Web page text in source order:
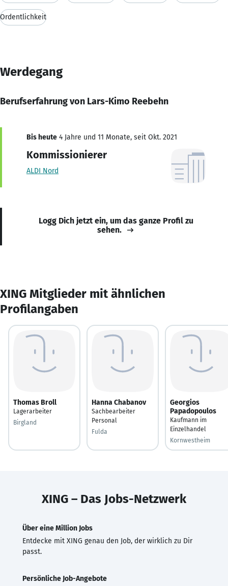
Ordentlichkeit
Werdegang
Berufserfahrung von Lars-Kimo Reebehn
Bis heute 4 Jahre und 11 Monate, seit Okt. 2021
Kommissionierer
ALDI Nord
Logg Dich jetzt ein, um das ganze Profil zu
sehen.
XING Mitglieder mit ähnlichen
Profilangaben
Thomas Broll
Lagerarbeiter
Birgland
Hanna Chabanov
Sachbearbeiter
Personal
Fulda
Georgios
Papadopoulos
Kaufmann im
Einzelhandel
Kornwestheim
XING – Das Jobs-Netzwerk
Über eine Million Jobs
Entdecke mit XING genau den Job, der wirklich zu Dir
passt.
Persönliche Job-Angebote